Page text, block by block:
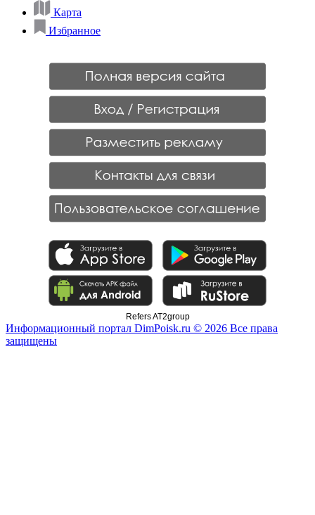
Карта
Избранное
Refers AT2group
Информационный портал DimPoisk.ru © 2026 Все права
защищены